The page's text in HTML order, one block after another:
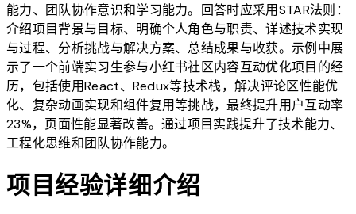
能力、团队协作意识和学习能力。回答时应采用STAR法则：
介绍项目背景与目标、明确个人角色与职责、详述技术实现
与过程、分析挑战与解决方案、总结成果与收获。示例中展
示了一个前端实习生参与小红书社区内容互动优化项目的经
历，包括使用React、Redux等技术栈，解决评论区性能优
化、复杂动画实现和组件复用等挑战，最终提升用户互动率
23%，页面性能显著改善。通过项目实践提升了技术能力、
工程化思维和团队协作能力。
项目经验详细介绍